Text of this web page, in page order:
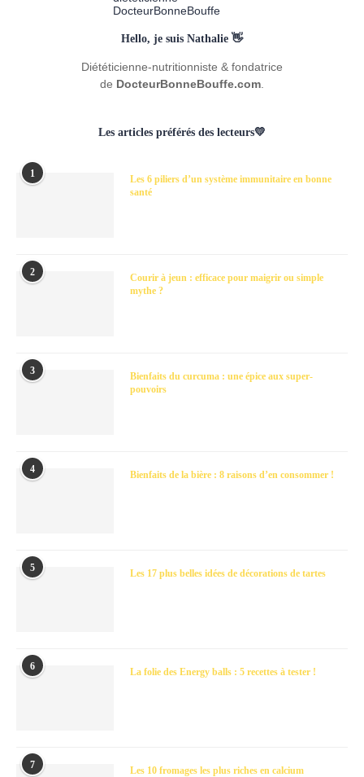
Hello, je suis Nathalie 👋
Diététicienne-nutritionniste & fondatrice
de DocteurBonneBouffe.com
Les articles préférés des lecteurs💛
1
Les 6 piliers d’un système immunitaire en bonne
santé
2
Courir à jeun : efficace pour maigrir ou simple
mythe ?
3
Bienfaits du curcuma : une épice aux super-
pouvoirs
4 Bienfaits de la bière : 8 raisons d’en consommer !
5 Les 17 plus belles idées de décorations de tartes
6 La folie des Energy balls : 5 recettes à tester !
7 Les 10 fromages les plus riches en calcium